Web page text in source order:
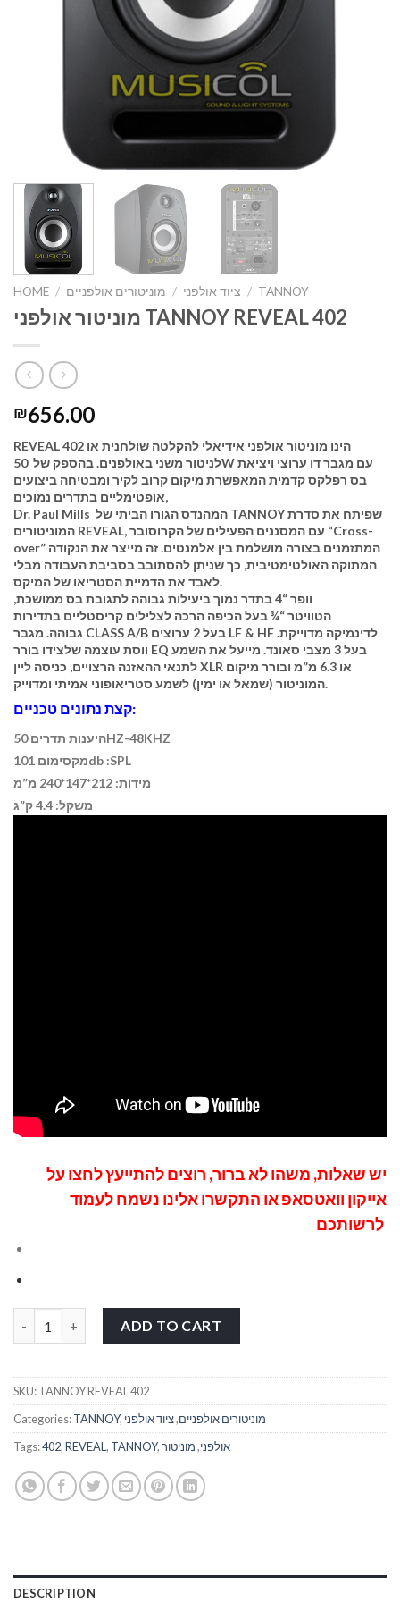
HOME / ציוד אולפני / מוניטורים אולפניים / TANNOY
מוניטור אולפני TANNOY REVEAL 402
₪656.00
REVEAL 402 הינו מוניטור אולפני אידיאלי להקלטה שולחנית או
לניטור משני באולפנים. בהספק של 50W עם מגבר דו ערוצי ויציאת
בס רפלקס קדמית המאפשרת מיקום קרוב לקיר ומבטיחה ביצועים
אופטימליים בתדרים נמוכים,
Dr. Paul Mills המהנדס הגורו הביתי של TANNOY שפיתח את סדרת
המוניטורים REVEAL, עם המסננים הפעילים של הקרוסובר “Cross-
over” המתזמנים בצורה מושלמת בין אלמנטים. זה מייצר את הנקודה
המתוקה האולטימטיבית, כך שניתן להסתובב בסביבת העבודה מבלי
לאבד את הדמיית הסטריאו של המיקס.
וופר “4 בתדר נמוך ביעילות גבוהה לתגובת בס ממושכת,
הטוויטר “¾בעל הכיפה הרכה לצלילים קריסטליים בתדירות
גבוהה. מגבר CLASS A/B בעל 2 ערוצים LF & HF לדינמיקה מדוייקת.
ווסת עוצמה שלצידו בורר EQ בעל 3 מצבי סאונד. מי
יעל את השמע
לתנאי ההאזנה הרצויים, כניסה ליין XLR או 6.3 מ”מ ובורר מיקום
המוניטור (שמאל או ימין) לשמע סטריאופוני אמיתי ומדוייק.
קצת נתונים טכניים:
היענות תדרים 50HZ-48KHZ
מקסימום 101db :SPL
מידות: 212*147*240 מ”מ
משקל: 4.4 ק”ג
יש שאלות, משהו לא ברור, רוצים להתייעץ לחצו על
אייקון וואטסאפאו התקשרו אלינו נשמח לעמוד
ADD TO CART
SKU:TANNOY REVEAL 402
Categories:TANNOY, מוניטורים אולפניים,ציוד אולפני
Tags:402,REVEAL, TANNOY, אולפני,מוניטור
DESCRIPTION